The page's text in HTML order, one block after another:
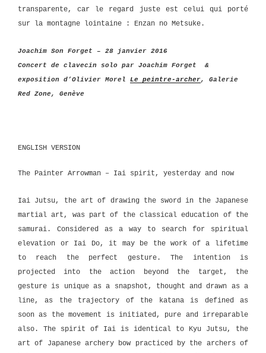
transparente, car le regard juste est celui qui porté
sur la montagne lointaine : Enzan no Metsuke.
Joachim Son Forget – 28 janvier 2016
Concert de clavecin solo par Joachim Forget &
exposition d’Olivier Morel Le peintre-archer, Galerie
Red Zone, Genève
ENGLISH VERSION
The Painter Arrowman – Iai spirit, yesterday and now
Iai Jutsu, the art of drawing the sword in the Japanese
martial art, was part of the classical education of the
samurai. Considered as a way to search for spiritual
elevation or Iai Do, it may be the work of a lifetime
to reach the perfect gesture. The intention is
projected into the action beyond the target, the
gesture is unique as a snapshot, thought and drawn as a
line, as the trajectory of the katana is defined as
soon as the movement is initiated, pure and irreparable
also. The spirit of Iai is identical to Kyu Jutsu, the
art of Japanese archery bow practiced by the archers of